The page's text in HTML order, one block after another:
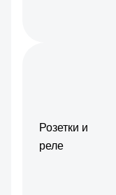
Розетки и
реле